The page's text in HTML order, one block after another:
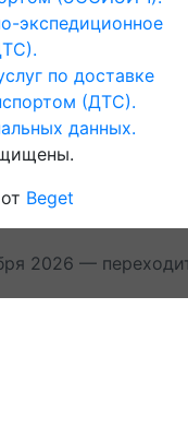
экспедиционное
по доставке
(ДТС).
данных.
Beget